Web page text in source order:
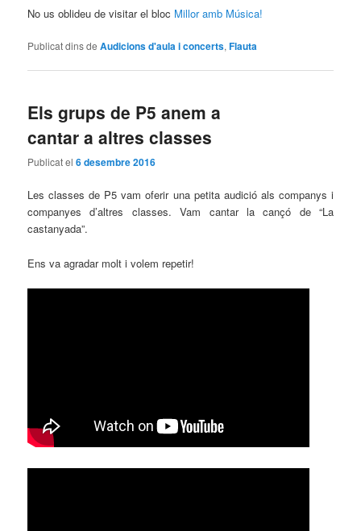
No us oblideu de visitar el bloc Millor amb Música!
Publicat dins de Audicions d'aula i concerts,Flauta
Els grups de P5 anem a
cantar a altres classes
Publicat el6 desembre 2016
Les classes de P5 vam oferir una petita audició als companys i
companyes d’altres classes. Vam cantar la cançó de “La
castanyada”.
Ens va agradar molt i volem repetir!